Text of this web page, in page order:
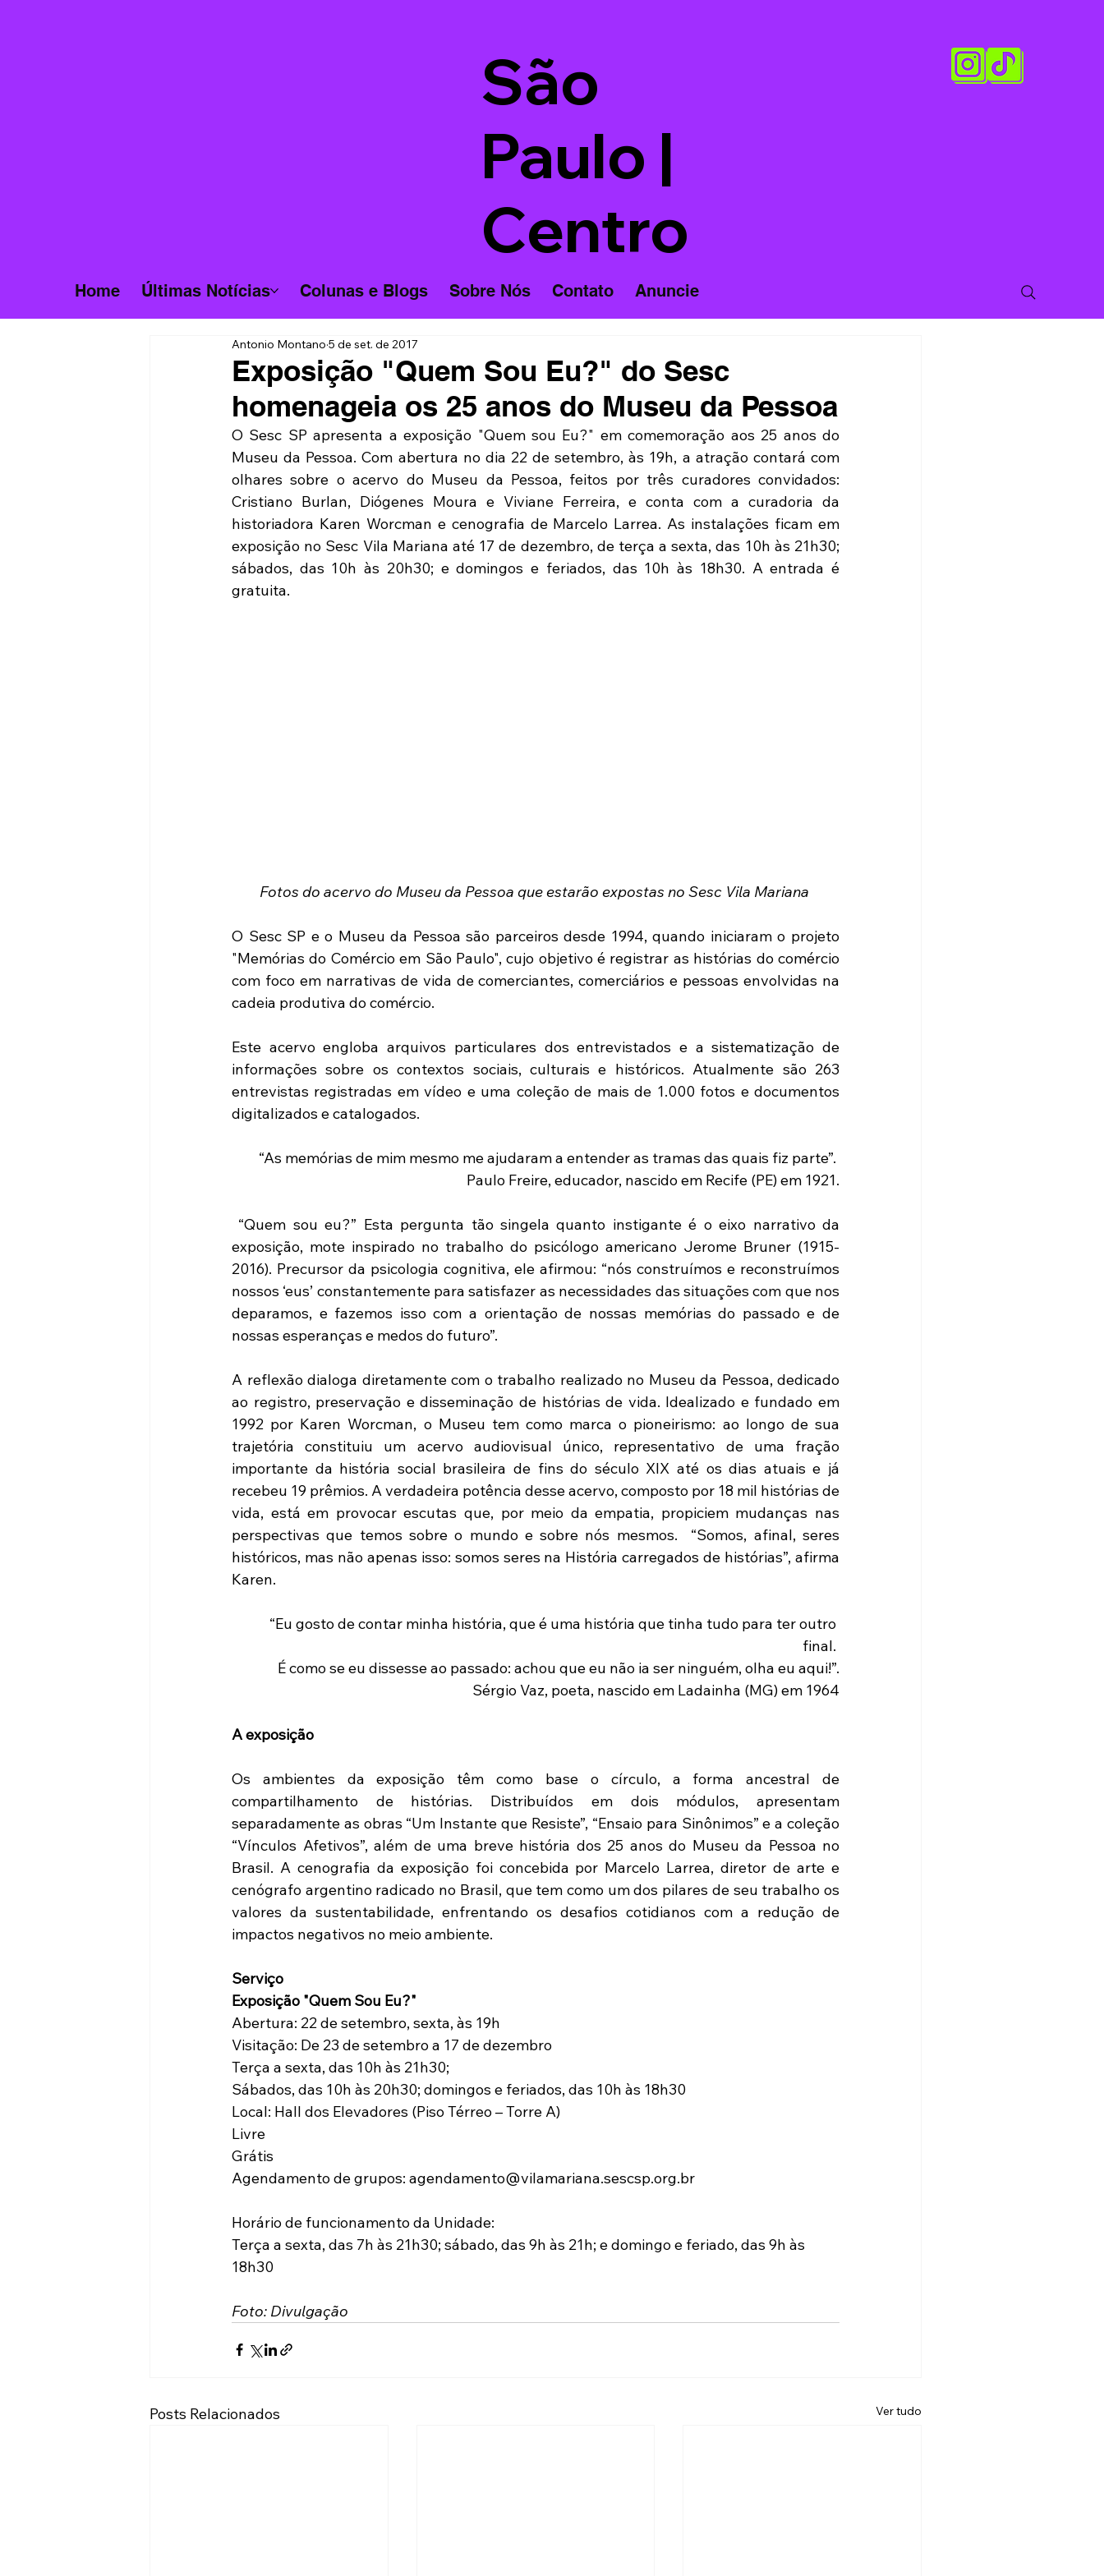
São
Paulo |
Centro
Home Últimas Notícias Colunas e Blogs Sobre Nós Contato Anuncie
Exposição "Quem Sou Eu?" do Sesc
homenageia os 25 anos do Museu da Pessoa
Antonio Montano 5 de set. de 2017
O Sesc SP apresenta a exposição "Quem sou Eu?" em comemoração aos 25 anos do
Museu da Pessoa. Com abertura no dia 22 de setembro, às 19h, a atração contará com
olhares sobre o acervo do Museu da Pessoa, feitos por três curadores convidados:
Cristiano Burlan, Diógenes Moura e Viviane Ferreira, e conta com a curadoria da
historiadora Karen Worcman e cenografia de Marcelo Larrea. As instalações ficam em
exposição no Sesc Vila Mariana até 17 de dezembro, de terça a sexta, das 10h às 21h30;
sábados, das 10h às 20h30; e domingos e feriados, das 10h às 18h30. A entrada é
gratuita.
Fotos do acervo do Museu da Pessoa que estarão expostas no Sesc Vila Mariana
O Sesc SP e o Museu da Pessoa são parceiros desde 1994, quando iniciaram o projeto
"Memórias do Comércio em São Paulo", cujo objetivo é registrar as histórias do comércio
com foco em narrativas de vida de comerciantes, comerciários e pessoas envolvidas na
cadeia produtiva do comércio.
Este acervo engloba arquivos particulares dos entrevistados e a sistematização de
informações sobre os contextos sociais, culturais e históricos. Atualmente são 263
entrevistas registradas em vídeo e uma coleção de mais de 1.000 fotos e documentos
digitalizados e catalogados.
“As memórias de mim mesmo me ajudaram a entender as tramas das quais fiz parte”.
Paulo Freire, educador, nascido em Recife (PE) em 1921.
exposição, mote inspirado no trabalho do psicólogo americano Jerome Bruner (1915-
2016). Precursor da psicologia cognitiva, ele afirmou: “nós construímos e reconstruímos
nossos ‘eus’ constantemente para satisfazer as necessidades das situações com que nos
deparamos, e fazemos isso com a orientação de nossas memórias do passado e de
nossas esperanças e medos do futuro”.
A reflexão dialoga diretamente com o trabalho realizado no Museu da Pessoa, dedicado
ao registro, preservação e disseminação de histórias de vida. Idealizado e fundado em
1992 por Karen Worcman, o Museu tem como marca o pioneirismo: ao longo de sua
trajetória constituiu um acervo audiovisual único, representativo de uma fração
importante da história social brasileira de fins do século XIX até os dias atuais e já
recebeu 19 prêmios. A verdadeira potência desse acervo, composto por 18 mil histórias de
vida, está em provocar escutas que, por meio da empatia, propiciem mudanças nas
perspectivas que temos sobre o mundo e sobre nós mesmos.  “Somos, afinal, seres
históricos, mas não apenas isso: somos seres na História carregados de histórias”, afirma
Karen.
final.
É como se eu dissesse ao passado: achou que eu não ia ser ninguém, olha eu aqui!”.
Sérgio Vaz, poeta, nascido em Ladainha (MG) em 1964
A exposição
Os ambientes da exposição têm como base o círculo, a forma ancestral de
compartilhamento de histórias. Distribuídos em dois módulos, apresentam
separadamente as obras “Um Instante que Resiste”, “Ensaio para Sinônimos” e a coleção
“Vínculos Afetivos”, além de uma breve história dos 25 anos do Museu da Pessoa no
Brasil. A cenografia da exposição foi concebida por Marcelo Larrea, diretor de arte e
cenógrafo argentino radicado no Brasil, que tem como um dos pilares de seu trabalho os
valores da sustentabilidade, enfrentando os desafios cotidianos com a redução de
impactos negativos no meio ambiente.
Serviço
Exposição "Quem Sou Eu?"
Abertura: 22 de setembro, sexta, às 19h
Visitação: De 23 de setembro a 17 de dezembro
Terça a sexta, das 10h às 21h30;
Sábados, das 10h às 20h30; domingos e feriados, das 10h às 18h30
Local: Hall dos Elevadores (Piso Térreo – Torre A)
Livre
Grátis
Agendamento de grupos: agendamento@vilamariana.sescsp.org.br
Horário de funcionamento da Unidade:
Terça a sexta, das 7h às 21h30; sábado, das 9h às 21h; e domingo e feriado, das 9h às
18h30
Foto: Divulgação
Posts Relacionados Ver tudo